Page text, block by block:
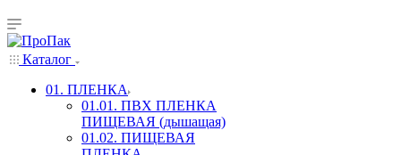
Каталог
01. ПЛЕНКА
01.01. ПВХ ПЛЕНКА
ПИЩЕВАЯ (дышащая)
01.02. ПИЩЕВАЯ